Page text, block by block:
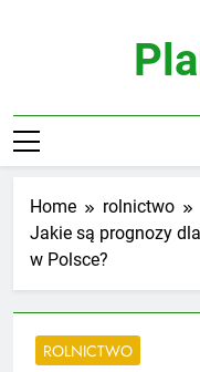
Home
rolnictwo
Jakie są prognozy
w Polsce?
ROLNICTWO